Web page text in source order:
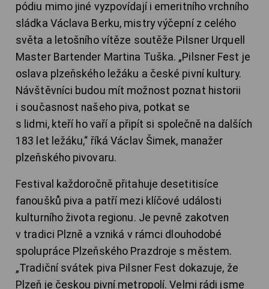
pódiu mimo jiné vyzpovídají i emeritního vrchního
sládka Václava Berku, mistry výčepní z celého
světa a letošního vítěze soutěže Pilsner Urquell
Master Bartender Martina Tuška. „Pilsner Fest je
oslava plzeňského ležáku a české pivní kultury.
Návštěvníci budou mít možnost poznat historii
i současnost našeho piva, potkat se
s lidmi, kteří ho vaří a připít si společně na dalších
183 let ležáku,“ říká Václav Šimek, manažer
plzeňského pivovaru.
Festival každoročně přitahuje desetitisíce
fanoušků piva a patří mezi klíčové události
kulturního života regionu. Je pevně zakotven
v tradici Plzně a vzniká v rámci dlouhodobé
spolupráce Plzeňského Prazdroje s městem.
„Tradiční svátek piva Pilsner Fest dokazuje, že
Plzeň je českou pivní metropolí. Velmi rádi jsme